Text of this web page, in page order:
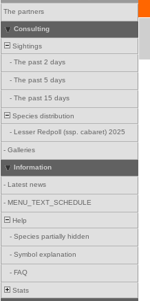
The partners
Consulting
Sightings
- The past 2 days
- The past 5 days
- The past 15 days
Species distribution
- Lesser Redpoll (ssp. cabaret) 2025
- Galleries
Information
- Latest news
- MENU_TEXT_SCHEDULE
Help
- Species partially hidden
- Symbol explanation
- FAQ
Stats